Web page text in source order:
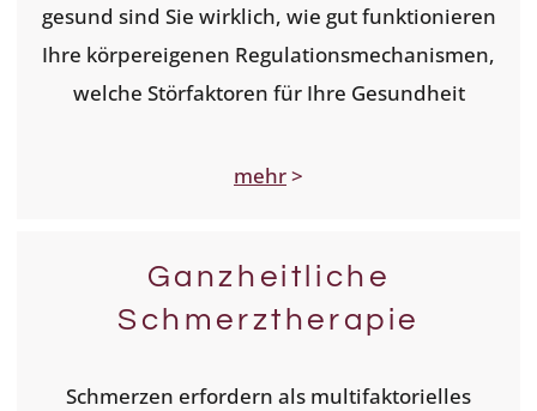
gesund sind Sie wirklich, wie gut funktionieren
Ihre körpereigenen Regulationsmechanismen,
welche Störfaktoren für Ihre Gesundheit
mehr>
Ganzheitliche
Schmerztherapie
Schmerzen erfordern als multifaktorielles